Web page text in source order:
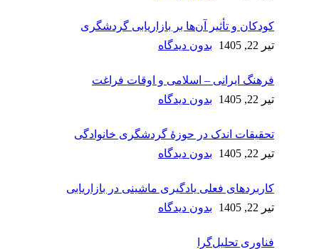
کودکان و تأثیر آن‌ها بر بازاریابی گردشگری
تیر 22, 1405
بدون دیدگاه
فرهنگ ایرانی – اسلامی و اوقات فراغت
تیر 22, 1405
بدون دیدگاه
تحقیقات اندک در حوزۀ گردشگری خانوادگی
تیر 22, 1405
بدون دیدگاه
کاربردهای فعلی یادگیری ماشینی در بازاریابی
تیر 22, 1405
بدون دیدگاه
فناوری تحلیل‌گرا